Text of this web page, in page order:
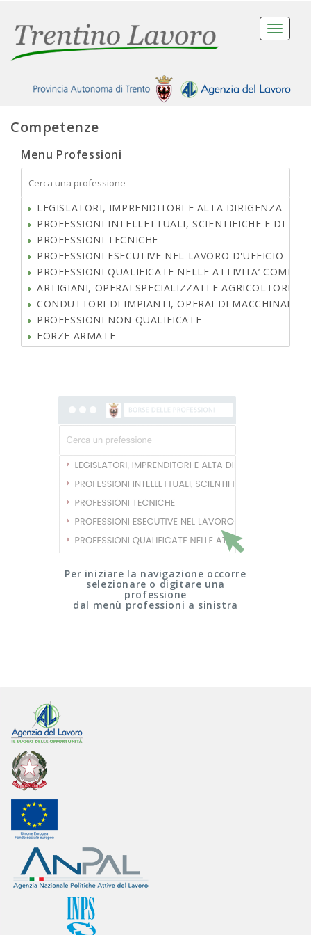
Toggle
Competenze
Menu Professioni
LEGISLATORI, IMPRENDITORI E ALTA DIRIGENZA
PROFESSIONI INTELLETTUALI, SCIENTIFICHE E DI
PROFESSIONI TECNICHE
PROFESSIONI ESECUTIVE NEL LAVORO D'UFFICIO
PROFESSIONI QUALIFICATE NELLE ATTIVITA’
ARTIGIANI, OPERAI SPECIALIZZATI E AGRICOLTORI
CONDUTTORI DI IMPIANTI, OPERAI DI MACCHINARI
PROFESSIONI NON QUALIFICATE
FORZE ARMATE
Per iniziare la navigazione occorre
selezionare o digitare una
professione
dal menù professioni a sinistra